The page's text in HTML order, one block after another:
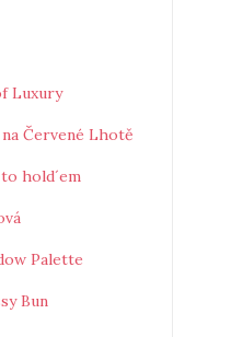
Luxury
Červené Lhotě
hold´em
Palette
Bun